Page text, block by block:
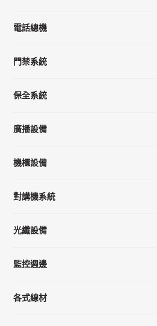
電話總機
門禁系統
保全系統
廣播設備
機櫃設備
對講機系統
光纖設備
監控週邊
各式線材